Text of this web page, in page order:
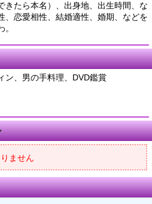
きたら本名）、出身地、出生時間、な
、恋愛相性、結婚適性、婚期、などを
ン、男の手料理、DVD鑑賞
ません